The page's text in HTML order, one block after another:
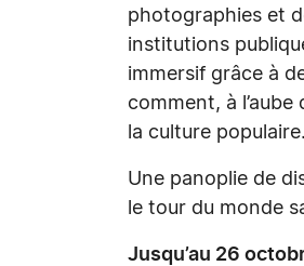
photographies et
institutions
immersif grâce à
comment, à
la culture populaire.
Une panoplie de
le tour du monde
Jusqu’au 26